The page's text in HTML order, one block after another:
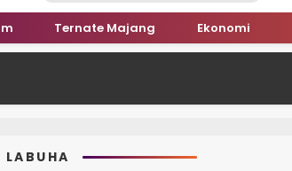
Ternate Majang Ekonomi